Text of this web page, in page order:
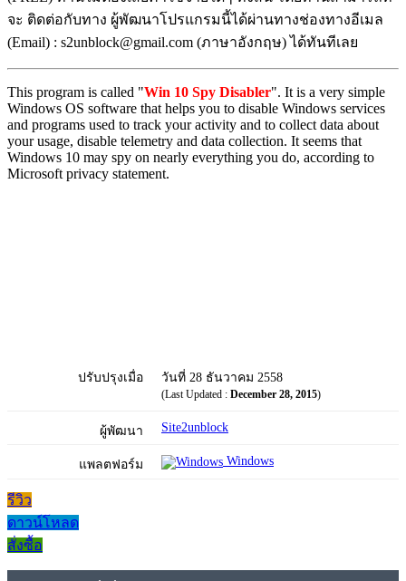
จะ ติดต่อกับทาง ผู้พัฒนาโปรแกรมนี้ได้ผ่านทางช่องทางอีเมล
(Email) : s2unblock@gmail.com (ภาษาอังกฤษ) ได้ทันทีเลย
This program is called "Win 10 Spy Disabler". It is a very simple
Windows OS software that helps you to disable Windows services
and programs used to track your activity and to collect data about
your usage, disable telemetry and data collection. It seems that
Windows 10 may spy on nearly everything you do, according to
Microsoft privacy statement.
ปรับปรุงเมื่อ วันที่ 28 ธันวาคม 2558
(Last Updated : December 28, 2015)
ผู้พัฒนา Site2unblock
แพลตฟอร์ม Windows
รีวิว
ดาวน์โหลด
สั่งซื้อ